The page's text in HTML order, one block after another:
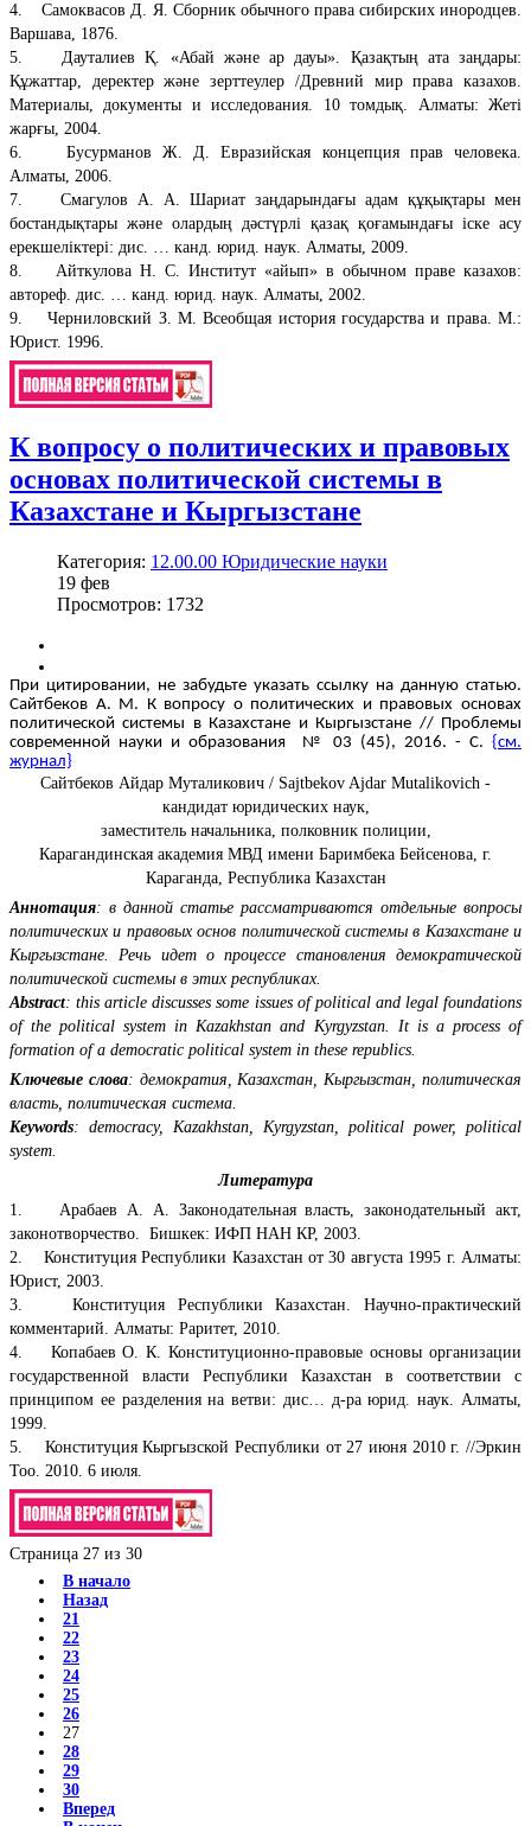
4. Самоквасов Д. Я. Сборник обычного права сибирских инородцев.
Варшава, 1876.
5. Дауталиев Қ. «Абай және ар дауы». Қазақтың ата заңдары:
Құжаттар, деректер және зерттеулер /Древний мир права казахов.
Материалы, документы и исследования. 10 томдық. Алматы: Жеті
жарғы, 2004.
6. Бусурманов Ж. Д. Евразийская концепция прав человека.
Алматы, 2006.
7. Смагулов А. А. Шариат заңдарындағы адам құқықтары мен
бостандықтары және олардың дәстүрлі қазақ қоғамындағы іске асу
ерекшеліктері: дис. … канд. юрид. наук. Алматы, 2009.
8. Айткулова Н. С. Институт «айып» в обычном праве казахов:
автореф. дис. … канд. юрид. наук. Алматы, 2002.
9. Черниловский З. М. Всеобщая история государства и права. М.:
Юрист. 1996.
К вопросу о политических и правовых
основах политической системы в
Казахстане и Кыргызстане
Категория: 12.00.00 Юридические науки
19 фев
Просмотров: 1732
При цитировании, не забудьте указать ссылку на данную статью.
Сайтбеков А. М. К вопросу о политических и правовых основах
политической системы в Казахстане и Кыргызстане // Проблемы
современной науки и образования № 03 (45), 2016. - С. {см.
журнал}
Сайтбеков Айдар Муталикович / Sajtbekov Ajdar Mutalikovich -
кандидат юридических наук,
заместитель начальника, полковник полиции,
Карагандинская академия МВД имени Баримбека Бейсенова, г.
Караганда, Республика Казахстан
Аннотация: в данной статье рассматриваются отдельные вопросы
политических и правовых основ политической системы в Казахстане и
Кыргызстане. Речь идет о процессе становления демократической
политической системы в этих республиках.
Abstract: this article discusses some issues of political and legal foundations
of the political system in Kazakhstan and Kyrgyzstan. It is a process of
formation of a democratic political system in these republics.
Ключевые слова: демократия, Казахстан, Кыргызстан, политическая
власть, политическая система.
Keywords: democracy, Kazakhstan, Kyrgyzstan, political power, political
system.
Литература
1. Арабаев А. А. Законодательная власть, законодательный акт,
законотворчество. Бишкек: ИФП НАН КР, 2003.
2. Конституция Республики Казахстан от 30 августа 1995 г. Алматы:
Юрист, 2003.
3. Конституция Республики Казахстан. Научно-практический
комментарий. Алматы: Раритет, 2010.
4. Копабаев О. К. Конституционно-правовые основы организации
государственной власти Республики Казахстан в соответствии с
принципом ее разделения на ветви: дис… д-ра юрид. наук. Алматы,
1999.
5. Конституция Кыргызской Республики от 27 июня 2010 г. //Эркин
Тоо. 2010. 6 июля.
Страница 27 из 30
В начало
Назад
21
22
23
24
25
26
27
28
29
30
Вперед